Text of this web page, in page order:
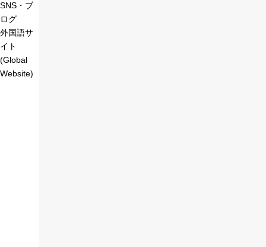
SNS・ブ
ログ
外国語サ
イト
(Global
Website)